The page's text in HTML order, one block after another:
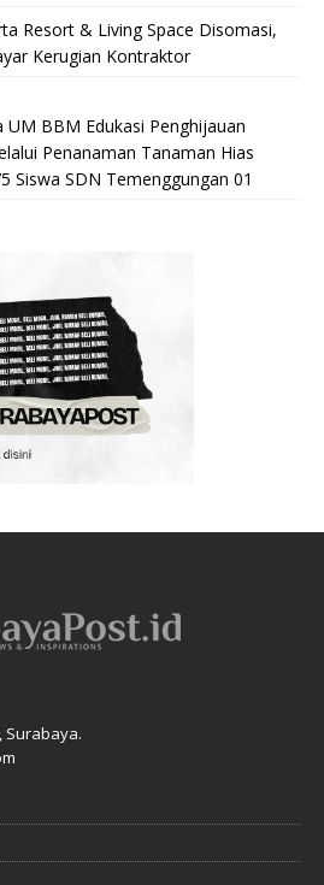
Resort & Living Space Disomasi,
Kerugian Kontraktor
UM BBM Edukasi Penghijauan
Penanaman Tanaman Hias
Siswa SDN Temenggungan 01
Surabaya.